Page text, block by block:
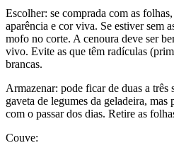
Escolher: se comprada com as
aparência e cor viva. Se estiver sem
mofo no corte. A cenoura deve ser
vivo. Evite as que têm radículas
brancas.
Armazenar: pode ficar de duas a três
gaveta de legumes da geladeira, mas
com o passar dos dias. Retire as
Couve: